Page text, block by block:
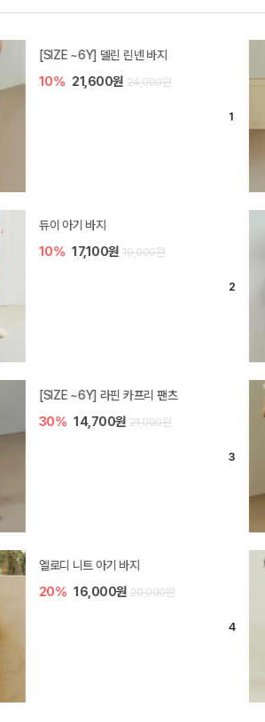
[SIZE ~6Y] 델린 린넨 바지
10% 21,600원 24,000원
듀이 아기 바지
10% 17,100원 19,000원
[SIZE ~6Y] 라핀 카프리 팬츠
30% 14,700원 21,000원
엘로디 니트 아기 바지
20% 16,000원 20,000원